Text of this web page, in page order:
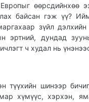
өөрсдийнхөө
байсан гэж үү?
зүйл дэлхийн
эртний, дундад
ч худал нь
түүхийн шинээр
хүмүүс, хэрхэн,